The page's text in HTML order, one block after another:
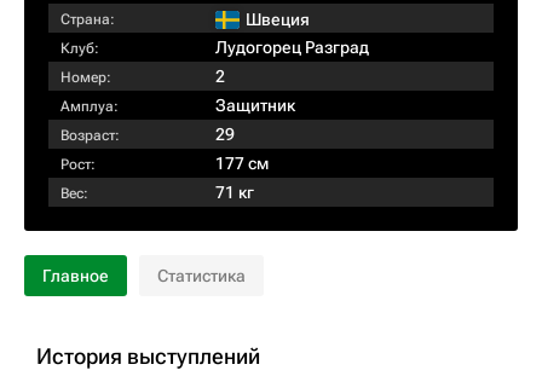
Страна: Швеция
Клуб: Лудогорец Разград
Номер: 2
Амплуа: Защитник
Возраст: 29
Рост: 177 см
Вес: 71 кг
Главное Статистика
История выступлений